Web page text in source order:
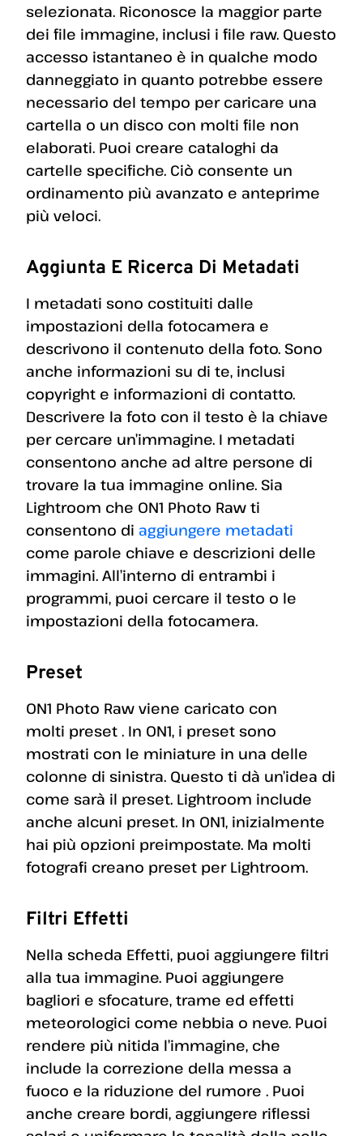
selezionata. Riconosce la maggior parte
dei file immagine, inclusi i file raw. Questo
accesso istantaneo è in qualche modo
danneggiato in quanto potrebbe essere
necessario del tempo per caricare una
cartella o un disco con molti file non
elaborati. Puoi creare cataloghi da
cartelle specifiche. Ciò consente un
ordinamento più avanzato e anteprime
più veloci.
Aggiunta E Ricerca Di Metadati
I metadati sono costituiti dalle
impostazioni della fotocamera e
descrivono il contenuto della foto. Sono
anche informazioni su di te, inclusi
copyright e informazioni di contatto.
Descrivere la foto con il testo è la chiave
per cercare un’immagine. I metadati
consentono anche ad altre persone di
trovare la tua immagine online. Sia
Lightroom che ON1 Photo Raw ti
consentono di aggiungere metadati
come parole chiave e descrizioni delle
immagini. All’interno di entrambi i
programmi, puoi cercare il testo o le
impostazioni della fotocamera.
Preset
ON1 Photo Raw viene caricato con
molti preset . In ON1, i preset sono
mostrati con le miniature in una delle
colonne di sinistra. Questo ti dà un’idea di
come sarà il preset. Lightroom include
anche alcuni preset. In ON1, inizialmente
hai più opzioni preimpostate. Ma molti
fotografi creano preset per Lightroom.
Filtri Effetti
Nella scheda Effetti, puoi aggiungere filtri
alla tua immagine. Puoi aggiungere
bagliori e sfocature, trame ed effetti
meteorologici come nebbia o neve. Puoi
rendere più nitida l’immagine, che
include la correzione della messa a
fuoco e la riduzione del rumore . Puoi
anche creare bordi, aggiungere riflessi